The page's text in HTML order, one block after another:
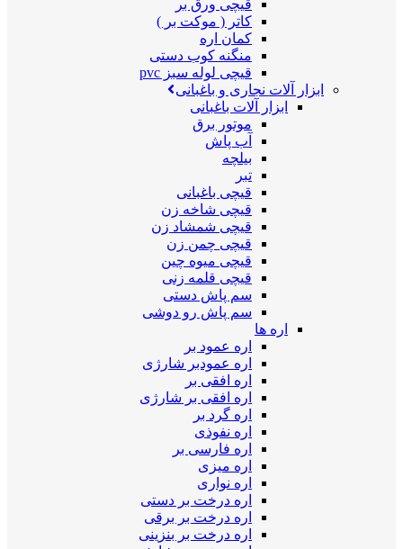
قیچی ورق بر
کاتر ( موکت بر )
کمان اره
منگنه کوب دستی
قیچی لوله سبز pvc
ابزار آلات نجاری و باغبانی
ابزار آلات باغبانی
موتور برق
آب پاش
بیلچه
تبر
قیچی باغبانی
قیچی شاخه زن
قیچی شمشاد زن
قیچی چمن زن
قیچی میوه چین
قیچی قلمه زنی
سم پاش دستی
سم پاش رو دوشی
اره ها
اره عمود بر
اره عمودبر شارژی
اره افقی بر
اره افقی بر شارژی
اره گرد بر
اره نفوذی
اره فارسی بر
اره میزی
اره نواری
اره درخت بر دستی
اره درخت بر برقی
اره درخت بر بنزینی